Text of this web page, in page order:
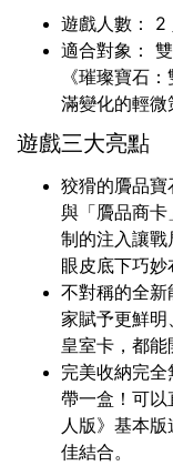
遊戲人數： 2
適合對象：
《璀璨寶石
滿變化的輕微
遊戲三大亮點
狡猾的贗品寶
與「贗品商
制的注入讓
眼皮底下巧妙
不對稱的全
家賦予更鮮
皇室卡，都能
完美收納完
帶一盒！可
人版》基本
佳結合。